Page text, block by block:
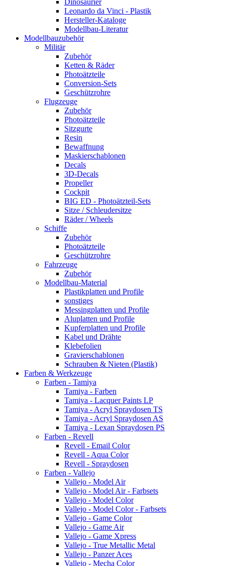
Dinosaurier
Leonardo da Vinci - Plastik
Hersteller-Kataloge
Modellbau-Literatur
Modellbauzubehör
Militär
Zubehör
Ketten & Räder
Photoätzteile
Conversion-Sets
Geschützrohre
Flugzeuge
Zubehör
Photoätzteile
Sitzgurte
Resin
Bewaffnung
Maskierschablonen
Decals
3D-Decals
Propeller
Cockpit
BIG ED - Photoätzteil-Sets
Sitze / Schleudersitze
Räder / Wheels
Schiffe
Zubehör
Photoätzteile
Geschützrohre
Fahrzeuge
Zubehör
Modellbau-Material
Plastikplatten und Profile
sonstiges
Messingplatten und Profile
Aluplatten und Profile
Kupferplatten und Profile
Kabel und Drähte
Klebefolien
Gravierschablonen
Schrauben & Nieten (Plastik)
Farben & Werkzeuge
Farben - Tamiya
Tamiya - Farben
Tamiya - Lacquer Paints LP
Tamiya - Acryl Spraydosen TS
Tamiya - Acryl Spraydosen AS
Tamiya - Lexan Spraydosen PS
Farben - Revell
Revell - Email Color
Revell - Aqua Color
Revell - Spraydosen
Farben - Vallejo
Vallejo - Model Air
Vallejo - Model Air - Farbsets
Vallejo - Model Color
Vallejo - Model Color - Farbsets
Vallejo - Game Color
Vallejo - Game Air
Vallejo - Game Xpress
Vallejo - True Metallic Metal
Vallejo - Panzer Aces
Vallejo - Mecha Color